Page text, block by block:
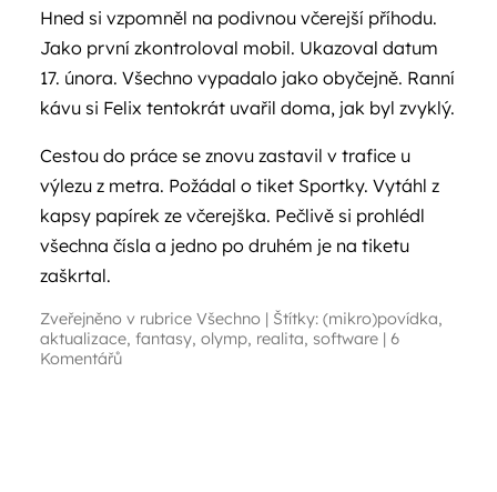
Hned si vzpomněl na podivnou včerejší příhodu.
Jako první zkontroloval mobil. Ukazoval datum
17. února. Všechno vypadalo jako obyčejně. Ranní
kávu si Felix tentokrát uvařil doma, jak byl zvyklý.
Cestou do práce se znovu zastavil v trafice u
výlezu z metra. Požádal o tiket Sportky. Vytáhl z
kapsy papírek ze včerejška. Pečlivě si prohlédl
všechna čísla a jedno po druhém je na tiketu
zaškrtal.
Zveřejněno v rubrice Všechno | Štítky: (mikro)povídka,
aktualizace, fantasy, olymp, realita, software | 6
Komentářů